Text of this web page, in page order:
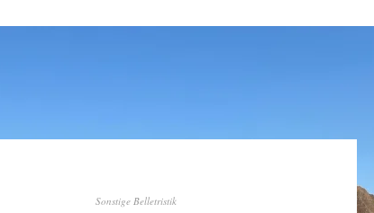
Sonstige Belletristik